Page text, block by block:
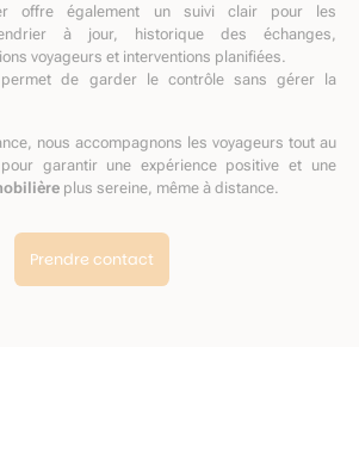
offre également un suivi clair pour les
à jour, historique des échanges,
voyageurs et interventions planifiées.
de garder le contrôle sans gérer la
nous accompagnons les voyageurs tout au
garantir une expérience positive et une
plus sereine, même à distance.
Prendre contact